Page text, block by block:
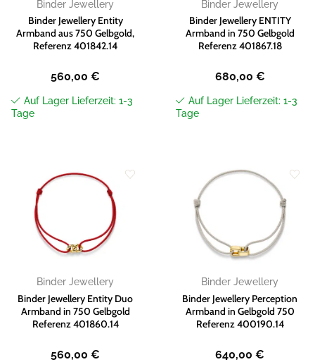
Binder Jewellery
Binder Jewellery Entity
Armband aus 750 Gelbgold,
Referenz 401842.14
560,00 €
Auf Lager Lieferzeit: 1-3
Tage
Binder Jewellery
Binder Jewellery ENTITY
Armband in 750 Gelbgold
Referenz 401867.18
680,00 €
Auf Lager Lieferzeit: 1-3
Tage
Zur
Wunschliste
hinzufügen
Binder Jewellery
Binder Jewellery Entity Duo
Armband in 750 Gelbgold
Referenz 401860.14
560,00 €
Zur
Wunschliste
hinzufügen
Binder Jewellery
Binder Jewellery Perception
Armband in Gelbgold 750
Referenz 400190.14
640,00 €